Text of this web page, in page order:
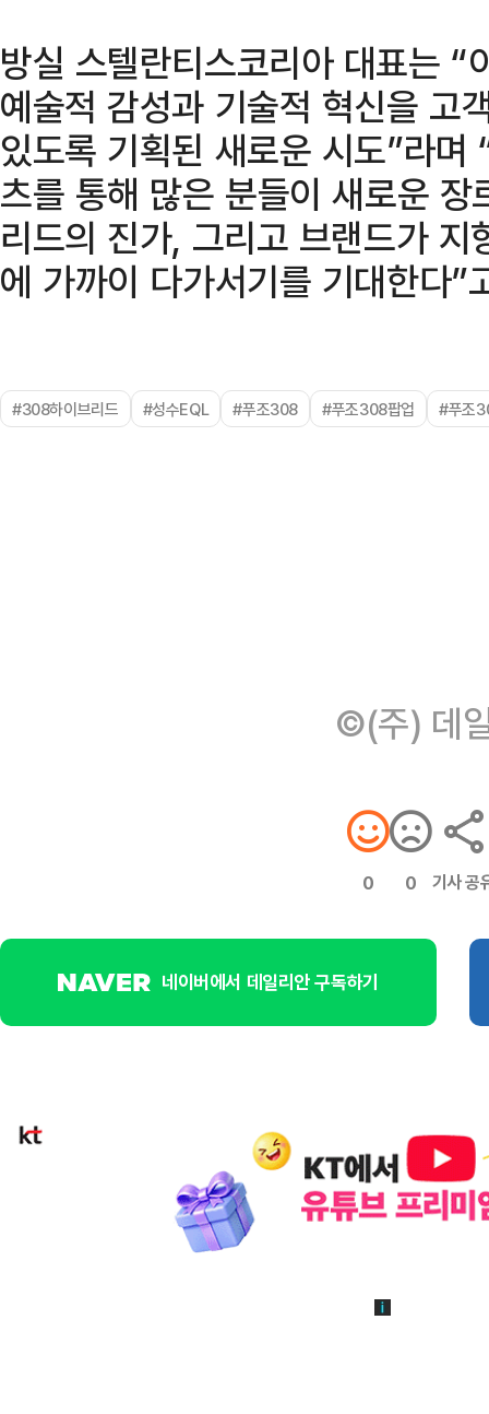
방실 스텔란티스코리아 대표는
예술적 감성과 기술적 혁신을 고
있도록 기획된 새로운 시도”라
츠를 통해 많은 분들이 새로운
리드의 진가, 그리고 브랜드가
에 가까이 다가서기를 기대한다”
#308하이브리드 #성수EQL #푸조308 #푸조308팝업 #푸조
©(주) 데
0 0 기사 공
네이버에서 데일리안 구독하기